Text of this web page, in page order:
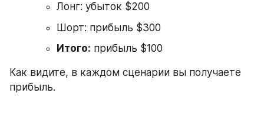
Лонг: убыток $200
Шорт: прибыль $300
Итого: прибыль $100
Как видите, в каждом сценарии вы получаете
прибыль.